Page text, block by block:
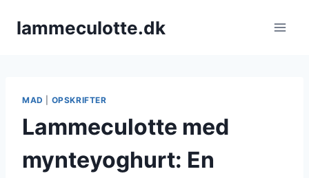
lammeculotte.dk
MAD OPSKRIFTER
Lammeculotte med
mynteyoghurt: En